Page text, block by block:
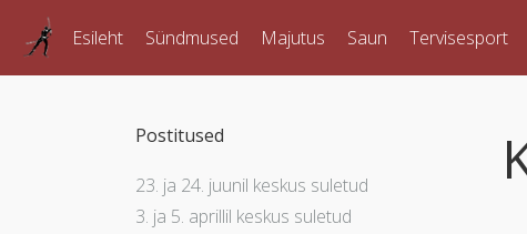
Esileht Sündmused Majutus Saun Tervisesport
Postitused
23. ja 24. juunil keskus suletud
3. ja 5. aprillil keskus suletud